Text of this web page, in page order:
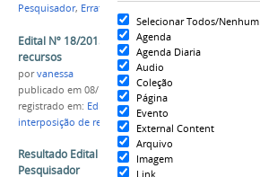
Selecionar Todos/Nenhum
Agenda
Agenda Diaria
Audio
Coleção
Página
Evento
External Content
Arquivo
Imagem
Link
Pesquisador, Errata 04/2015
Edital Nº 18/2015: resultado da interposição de
recursos
porvanessa
publicado em 08/10/2015
registrado em: Edital Nº 18/2015,
interposição de recursos
Professor Pesquisador
Resultado Edital nº 18/2015 - Professor
Pesquisador